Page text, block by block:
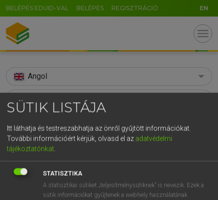
BELÉPÉS EDUID-VAL BELÉPÉS REGISZTRÁCIÓ EN
menu
Angol
search
TALÁLATOK
adapt
Díjmentes angol szótár
adapt
SÜTIK LISTÁJA
Itt láthatja és testreszabhatja az önről gyűjtött információkat.
További információért kérjük, olvasd el az adatvédelmi
tájékoztatónkat.
STATISZTIKA
A statisztikai sütiket „teljesítménysütiknek” is nevezik. Ezek a
sütik információkat gyűjtenek a webhely használatának
5 6 7 8 9 ö ü ó
t z
g j k
n m , . - AltGr